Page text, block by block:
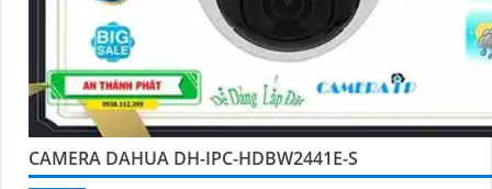
CAMERA DAHUA DH-IPC-HDBW2441E-S